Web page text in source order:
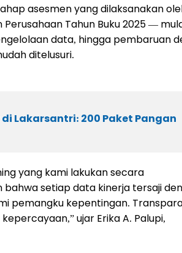
asesmen yang dilaksanakan
Tahun Buku 2025 —
data, hingga pembaruan
ditelusuri.
di Lakarsantri: 200 Paket Pangan
yang kami lakukan secara
setiap data kinerja tersaji
pemangku kepentingan.
ujar Erika A. Palupi,